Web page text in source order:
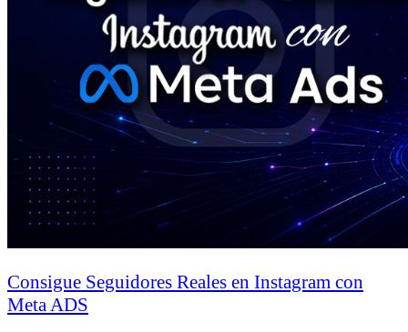
Consigue Seguidores Reales en Instagram con
Meta ADS